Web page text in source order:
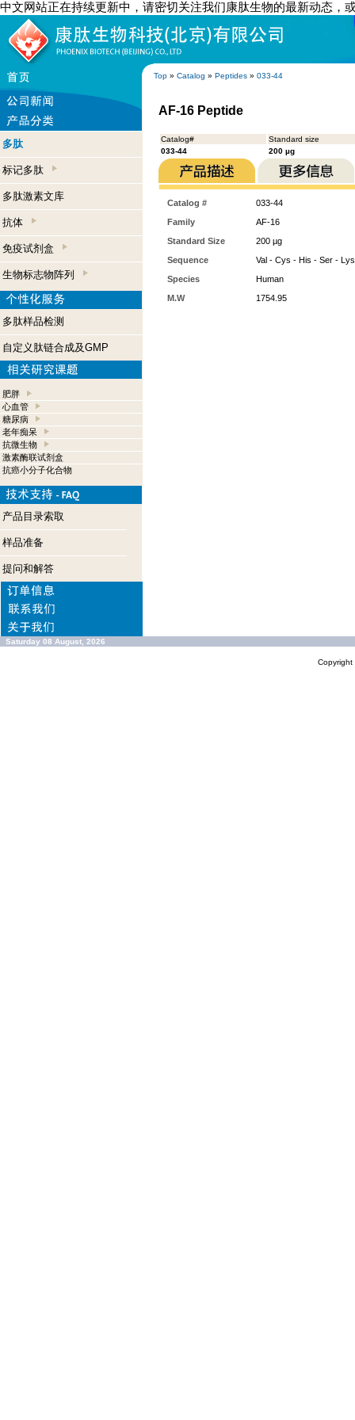
中文网站正在持续更新中，请密切关注我们康肽生物的最新动态，
Top » Catalog » Peptides » 033-44
多肽
标记多肽
多肽激素文库
抗体
免疫试剂盒
生物标志物阵列
多肽样品检测
自定义肽链合成及GMP
肥胖
心血管
糖尿病
老年痴呆
抗微生物
激素酶联试剂盒
抗癌小分子化合物
产品目录索取
样品准备
提问和解答
AF-16 Peptide
Catalog#
Standard size
033-44
200 µg
Catalog #
033-44
Family
AF-16
Standard Size
200 µg
Sequence
Val - Cys - His - Ser -
Species
Human
M.W
1754.95
Saturday 08 August, 2026